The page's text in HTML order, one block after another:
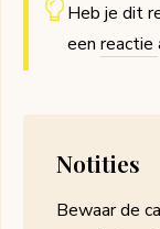
Heb je dit
een reactie
Notities
Bewaar de